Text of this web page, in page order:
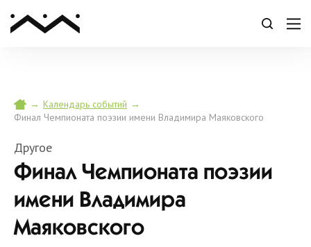
→ Календарь событий →
Финал Чемпионата поэзии имени Владимира Маяковского
Другое
Финал Чемпионата поэзии
имени Владимира
Маяковского